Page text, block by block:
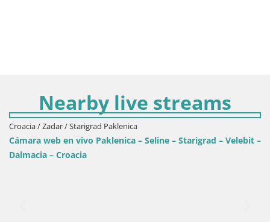
Nearby live streams
– Starigrad – Velebit –